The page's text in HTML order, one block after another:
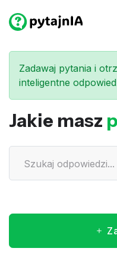
Zadawaj pytania i
inteligentne
Jakie masz